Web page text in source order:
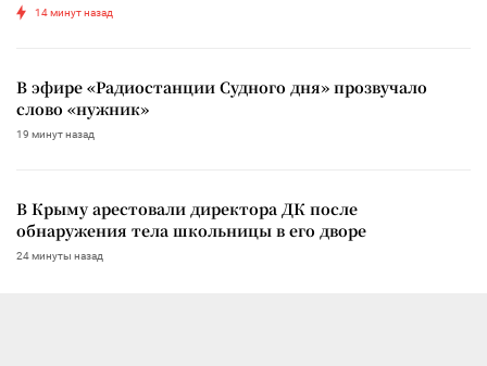
14 минут назад
В эфире «Радиостанции Судного дня» прозвучало
слово «нужник»
19 минут назад
В Крыму арестовали директора ДК после
обнаружения тела школьницы в его дворе
24 минуты назад